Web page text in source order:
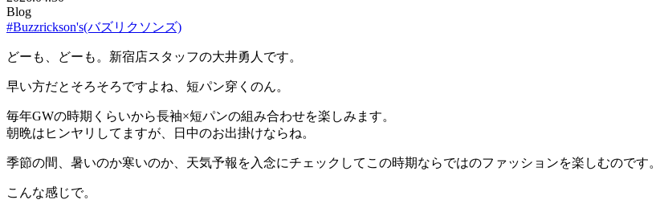
Blog
#Buzzrickson's(バズリクソンズ)
どーも、どーも。新宿店スタッフの大井勇人です。
早い方だとそろそろですよね、短パン穿くのん。
毎年GWの時期くらいから長袖×短パンの組み合わせを楽しみます。
朝晩はヒンヤリしてますが、日中のお出掛けならね。
季節の間、暑いのか寒いのか、天気予報を入念にチェックしてこの時期ならではのファッションを楽しむのです。
こんな感じで。